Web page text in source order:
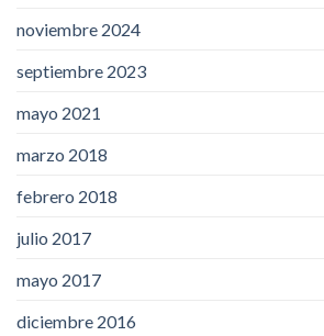
noviembre 2024
septiembre 2023
mayo 2021
marzo 2018
febrero 2018
julio 2017
mayo 2017
diciembre 2016